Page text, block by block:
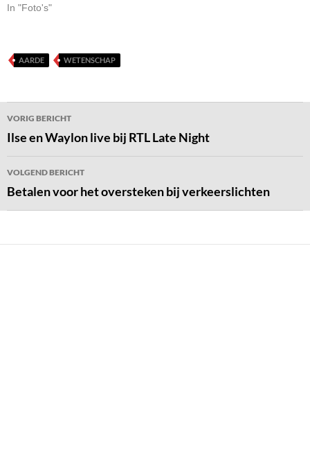
In "Foto's"
AARDE WETENSCHAP
Bericht
navigatie
VORIG BERICHT
Ilse en Waylon live bij RTL Late Night
VOLGEND BERICHT
Betalen voor het oversteken bij verkeerslichten